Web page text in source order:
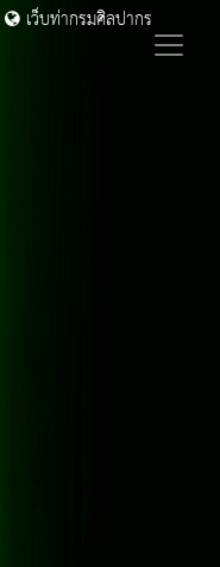
เว็บท่ากรมศิลปากร